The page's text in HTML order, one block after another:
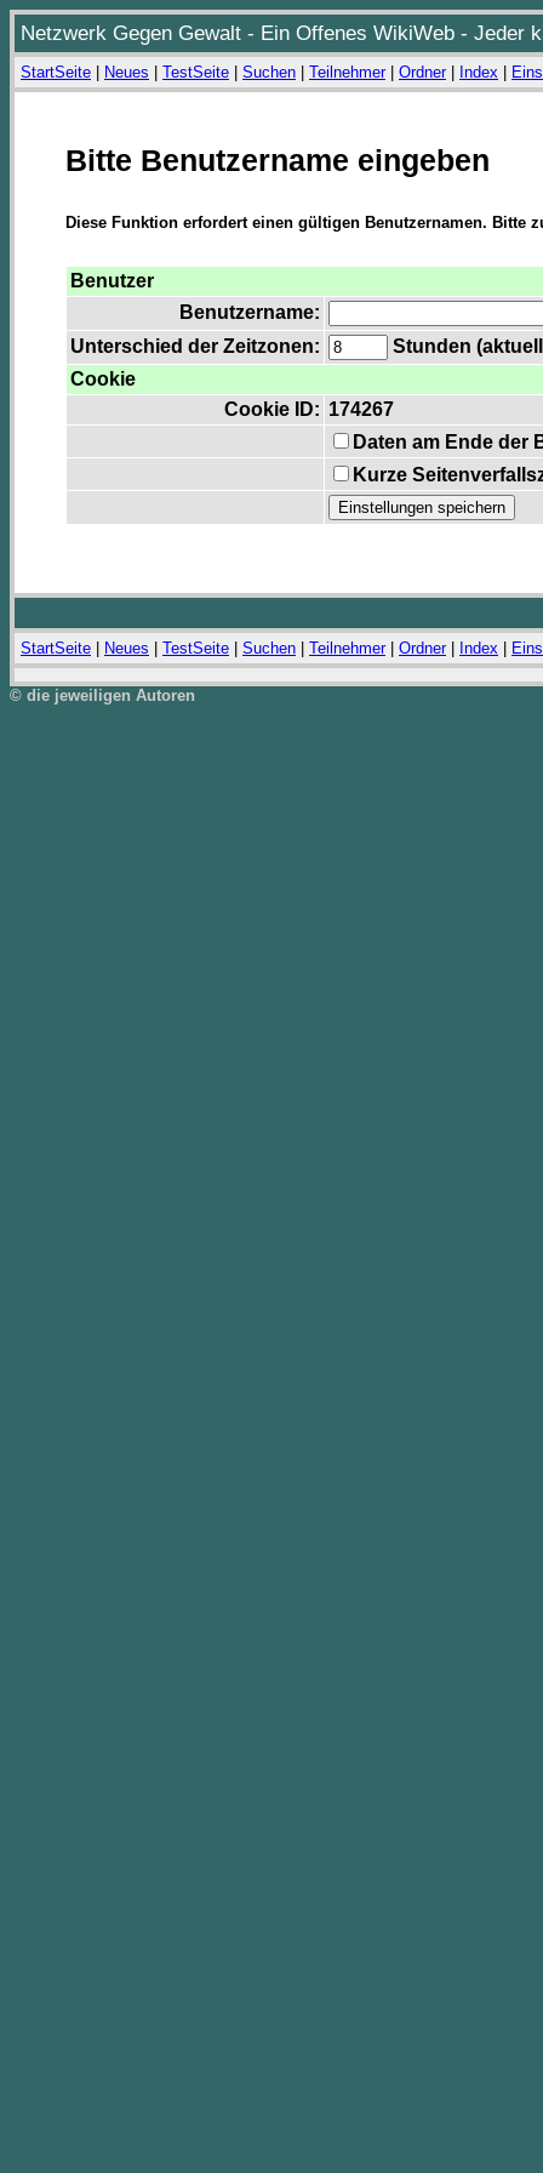
Netzwerk Gegen Gewalt - Ein Offenes WikiWeb - Jeder
StartSeite Neues TestSeite Suchen Teilnehmer| Ordner| Index
Bitte Benutzername eingeben
Diese Funktion erfordert einen gültigen Benutzernamen. Bitte
Benutzer
Benutzername:
Unterschied der Zeitzonen:
Stunden
Cookie
Cookie ID: 174267
Daten am Ende der
Kurze
StartSeite Neues TestSeite Suchen Teilnehmer| Ordner| Index
© die jeweiligen Autoren